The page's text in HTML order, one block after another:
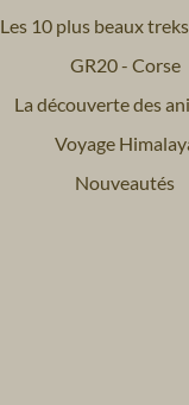
Les 10 plus beaux
GR20 - Corse
La découverte des
Voyage
Nouveautés